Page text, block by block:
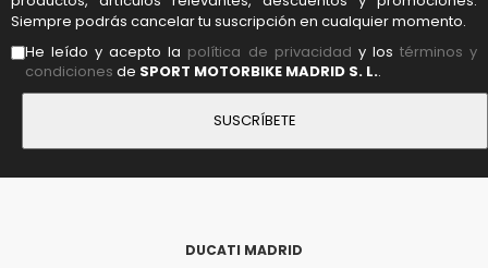
Siempre podrás cancelar tu suscripción en cualquier momento.
He leído y acepto la política de privacidad y lostérminos y
condiciones de SPORT MOTORBIKE MADRID S. L..
DUCATI MADRID